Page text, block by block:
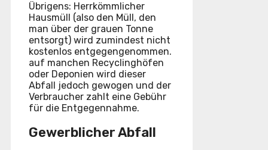
Übrigens: Herrkömmlicher
Hausmüll (also den Müll, den
man über der grauen Tonne
entsorgt) wird zumindest nicht
kostenlos entgegengenommen.
auf manchen Recyclinghöfen
oder Deponien wird dieser
Abfall jedoch gewogen und der
Verbraucher zahlt eine Gebühr
für die Entgegennahme.
Gewerblicher Abfall